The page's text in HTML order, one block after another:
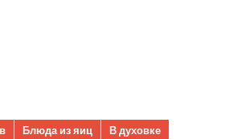
Блюда из яиц
В духовке